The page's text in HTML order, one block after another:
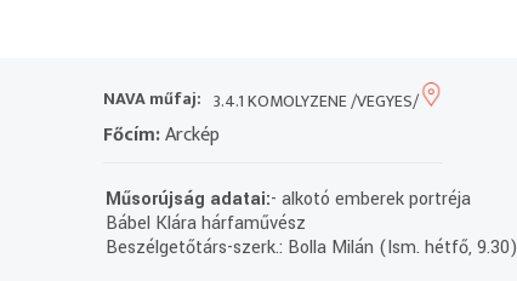
NAVA műfaj: 3.4.1 KOMOLYZENE /VEGYES/
Főcím:Arckép
Műsorújság adatai:- alkotó emberek portréja
Bábel Klára hárfaművész
Beszélgetőtárs-szerk.: Bolla Milán (Ism. hétfő, 9.30)